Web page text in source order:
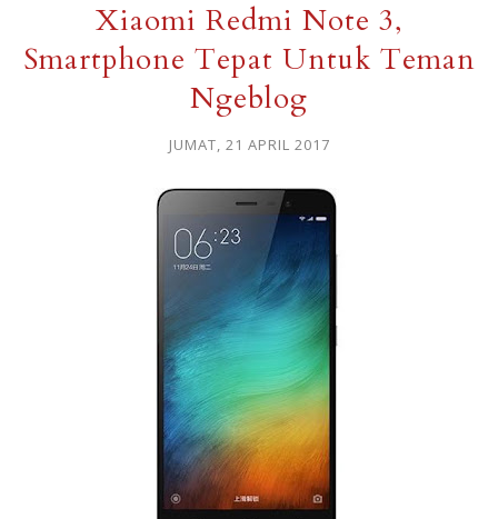
Xiaomi Redmi Note 3,
Smartphone Tepat Untuk Teman
Ngeblog
JUMAT, 21 APRIL 2017